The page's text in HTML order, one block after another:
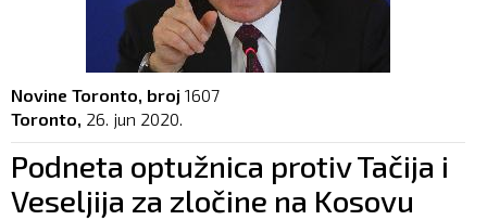
Novine Toronto, broj 1607
Toronto, 26. jun 2020.
Podneta optužnica protiv Tačija i
Veseljija za zločine na Kosovu